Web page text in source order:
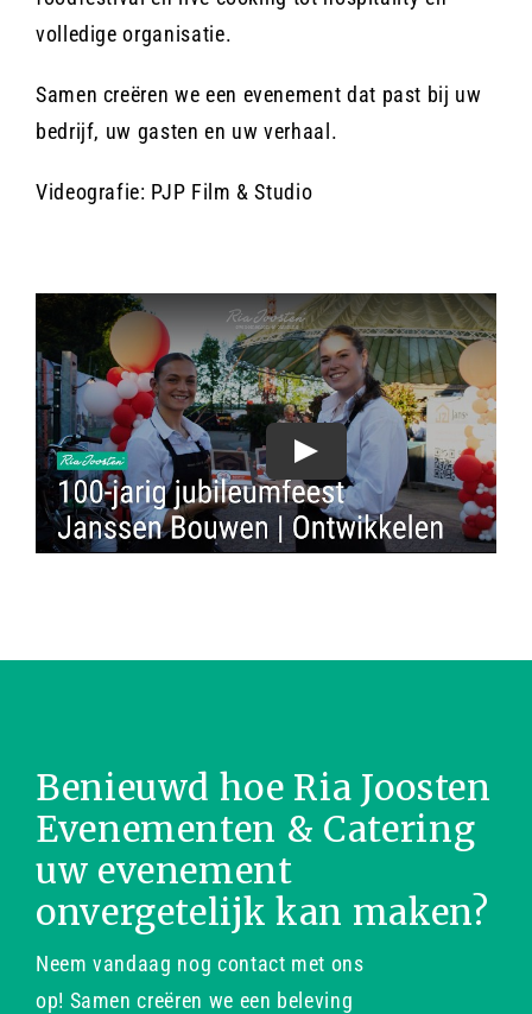
volledige organisatie.
Samen creëren we een evenement dat past bij uw
bedrijf, uw gasten en uw verhaal.
Videografie: PJP Film & Studio
Benieuwd hoe Ria Joosten
Evenementen & Catering
uw evenement
onvergetelijk kan maken?
Neem vandaag nog contact met ons
op! Samen creëren we een beleving